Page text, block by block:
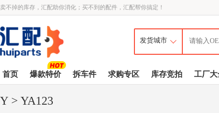
卖不掉的库存，汇配助你消化；买不到的配件，汇配帮你搞定！
首页 爆款特价 拆车件 求购专区 库存竞拍 工厂大
Y > YA123